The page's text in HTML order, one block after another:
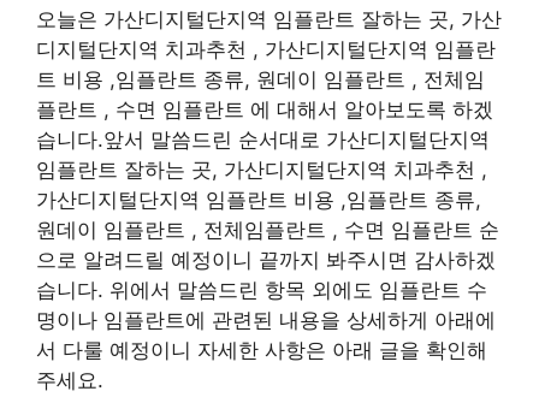
오늘은 가산디지털단지역 임플란트 잘하는 곳, 가산
디지털단지역 치과추천 , 가산디지털단지역 임플란
트 비용 ,임플란트 종류, 원데이 임플란트 , 전체임
플란트 , 수면 임플란트 에 대해서 알아보도록 하겠
습니다.앞서 말씀드린 순서대로 가산디지털단지역
임플란트 잘하는 곳, 가산디지털단지역 치과추천 ,
가산디지털단지역 임플란트 비용 ,임플란트 종류,
원데이 임플란트 , 전체임플란트 , 수면 임플란트 순
으로 알려드릴 예정이니 끝까지 봐주시면 감사하겠
습니다. 위에서 말씀드린 항목 외에도 임플란트 수
명이나 임플란트에 관련된 내용을 상세하게 아래에
서 다룰 예정이니 자세한 사항은 아래 글을 확인해
주세요.